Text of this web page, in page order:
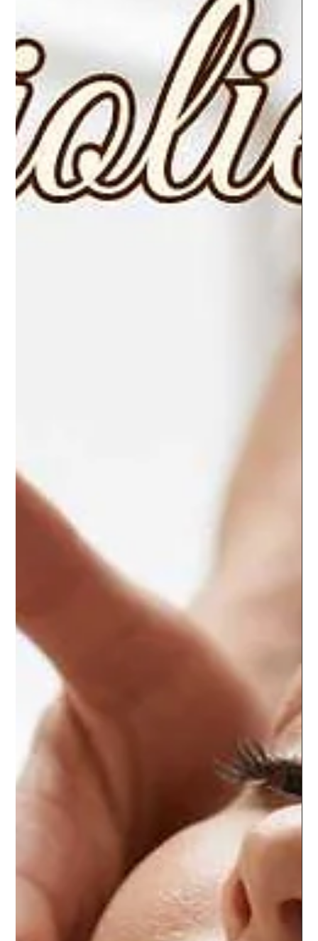
À Gardanne, je propose le drainage visage Gua Sha, une
technique douce qui réduit les poches, lisse les traits et illumine
le teint. Grâce à des gestes précis et aux soins Thalac, chaque
séance est une véritable détox beauté qui réveille la peau tout
en offrant un moment de relaxation profonde. Alternative
naturelle aux soins invasifs, ce rituel redonne éclat et fraîcheur
dès la première séance, entre efficacité et bien-être.